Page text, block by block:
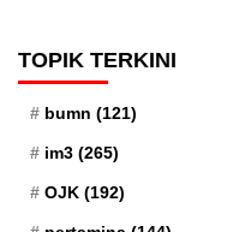
TOPIK TERKINI
bumn (121)
im3 (265)
OJK (192)